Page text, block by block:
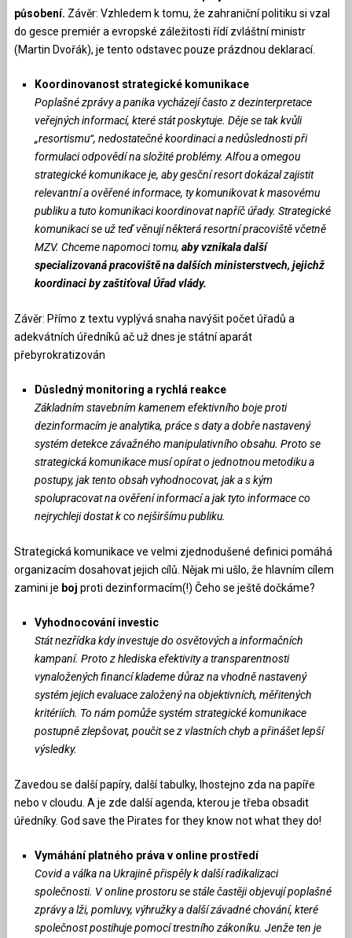
působení. Závěr: Vzhledem k tomu, že zahraniční politiku si vzal
do gesce premiér a evropské záležitosti řídí zvláštní ministr
(Martin Dvořák), je tento odstavec pouze prázdnou deklarací.
Koordinovanost strategické komunikace
Poplašné zprávy a panika vycházejí často z dezinterpretace
veřejných informací, které stát poskytuje. Děje se tak kvůli
„resortismu“, nedostatečné koordinaci a nedůslednosti při
formulaci odpovědí na složité problémy. Alfou a omegou
strategické komunikace je, aby gesční resort dokázal zajistit
relevantní a ověřené informace, ty komunikovat k masovému
publiku a tuto komunikaci koordinovat napříč úřady. Strategické
komunikaci se už teď věnují některá resortní pracoviště včetně
MZV. Chceme napomoci tomu,aby vznikala další
specializovaná pracoviště na dalších ministerstvech, jejichž
koordinaci by zaštiťoval Úřad vlády.
Závěr: Přímo z textu vyplývá snaha navýšit počet úřadů a
adekvátních úředníků ač už dnes je státní aparát
přebyrokratizován
Důsledný monitoring a rychlá reakce
Základním stavebním kamenem efektivního boje proti
dezinformacím je analytika, práce s daty a dobře nastavený
systém detekce závažného manipulativního obsahu. Proto se
strategická komunikace musí opírat o jednotnou metodiku a
postupy, jak tento obsah vyhodnocovat, jak a s kým
spolupracovat na ověření informací a jak tyto informace co
nejrychleji dostat k co nejširšímu publiku.
Strategická komunikace ve velmi zjednodušené definici pomáhá
organizacím dosahovat jejich cílů. Nějak mi ušlo, že hlavním cílem
zamini je boj proti dezinformacím(!) Čeho se ještě dočkáme?
Vyhodnocování investic
Stát nezřídka kdy investuje do osvětových a informačních
kampaní. Proto z hlediska efektivity a transparentnosti
vynaložených financí klademe důraz na vhodně nastavený
systém jejich evaluace založený na objektivních, měřitených
kritériích. To nám pomůže systém strategické komunikace
postupně zlepšovat, poučit se z vlastních chyb a přinášet lepší
výsledky.
Zavedou se další papíry, další tabulky, lhostejno zda na papíře
nebo v cloudu. A je zde další agenda, kterou je třeba obsadit
úředníky. God save the Pirates for they know not what they do!
Vymáhání platného práva v online prostředí
Covid a válka na Ukrajině přispěly k další radikalizaci
společnosti. V online prostoru se stále častěji objevují poplašné
zprávy a lži, pomluvy, výhružky a další závadné chování, které
společnost postihuje pomocí trestního zákoníku. Jenže ten je